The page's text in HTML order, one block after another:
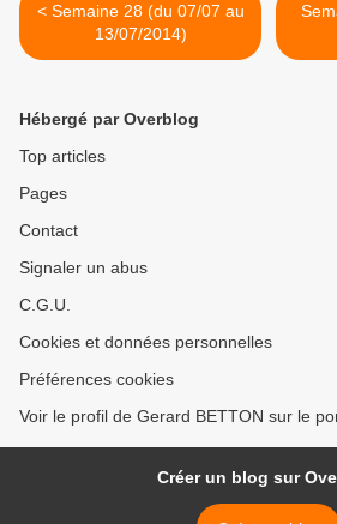
< Semaine 28 (du 07/07 au
13/07/2014)
Hébergé par Overblog
Top articles
Pages
Contact
Signaler un abus
C.G.U.
Cookies et données personnelles
Préférences cookies
Voir le profil de Gerard BETTON sur le
Créer un blog sur